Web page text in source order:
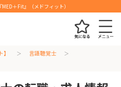
＋Fit』（メドフィット）
言語聴覚士